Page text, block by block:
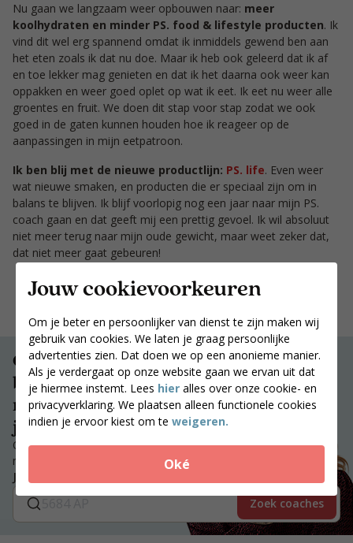
Jouw cookievoorkeuren
Om je beter en persoonlijker van dienst te zijn maken wij
gebruik van cookies. We laten je graag persoonlijke
advertenties zien. Dat doen we op een anonieme manier.
Als je verdergaat op onze website gaan we ervan uit dat
je hiermee instemt. Lees hier alles over onze cookie- en
privacyverklaring. We plaatsen alleen functionele cookies
indien je ervoor kiest om te weigeren.
Oké
Nu gaan we langzaam weer opbouwen naar: meer
koolhydraten en minder PS. food & lifestyle producten. Ik
vind dit wel erg spannend omdat ik inmiddels gewend ben aan
het eten zoals ik dat nu doe. Maar ik heb ook geleerd dat ik af
en toe lekker mag genieten en dat ik het daarna ook weer kan
oppakken en weer goed oplet op wat ik eet. Ik eet nu weer alle
groentes en fruit. We doen dit stap voor stap zodat we ook
goed in de gaten kunnen houden hoe ik reageer op de
aanpassingen in mijn eetpatroon.
Ik ben blij met de nieuwe productlijn: PS. life. Even weer
wat nieuwe smaken, en producten die er speciaal zijn om in
balans te blijven. Ik blijf voorlopig nog een jaar naar mijn PS.
coach gaan en dat geeft mij een prettig gevoel. Ik wil absoluut
niet meer terug naar mijn oude gewicht, maar weet zeker dat,
dat niet meer gaat gebeuren!
Ontvang
begeleiding en
motivatie die bij
jou past.
Ontvang begeleiding en
motivatie die bij jou past.
Jouw postcode
Zoek coaches